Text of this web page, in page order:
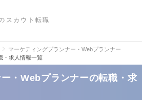
スカウト転職
マーケティングプランナー・Webプランナー
・求人情報一覧
・Webプランナーの転職・求